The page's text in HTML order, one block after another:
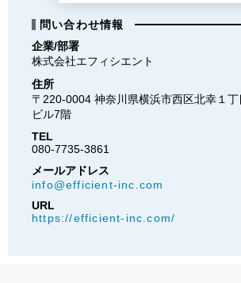
問い合わせ情報
企業/部署
株式会社エフィシエント
住所
〒220-0004 神奈川県横浜市西区北幸１
ビル7階
TEL
080-7735-3861
メールアドレス
info@efficient-inc.com
URL
https://efficient-inc.com/